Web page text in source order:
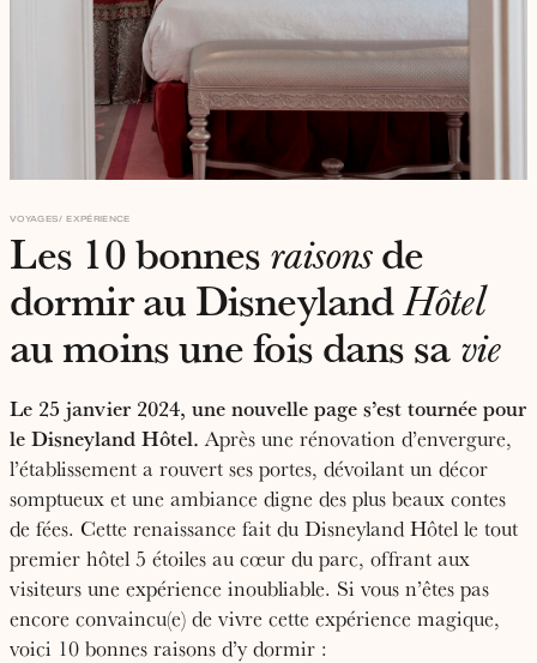
EXPÉRIENCE
VOYAGES
Les 10 bonnes raisonsde
dormir au DisneylandHôtel
au moins une fois dans sa vie
Le 25 janvier 2024, une nouvelle page s’est tournée pour
le Disneyland Hôtel. Après une rénovation d’envergure,
l’établissement a rouvert ses portes, dévoilant un décor
somptueux et une ambiance digne des plus beaux contes
de fées. Cette renaissance fait du Disneyland Hôtel le tout
premier hôtel 5 étoiles au cœur du parc, offrant aux
visiteurs une expérience inoubliable. Si vous n’êtes pas
encore convaincu(e) de vivre cette expérience magique,
voici 10 bonnes raisons d’y dormir :